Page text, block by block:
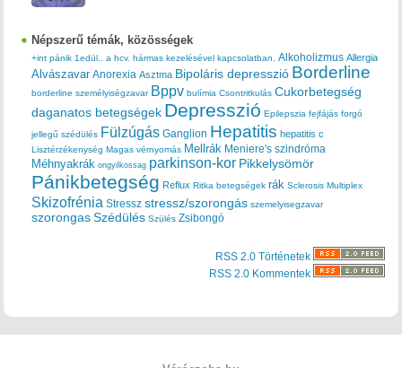
Népszerű témák, közösségek
+int pánik 1edül.. a hcv. hármas kezelésével kapcsolatban. Alkoholizmus Allergia
Alvászavar Anorexia Asztma Bipoláris depresszió Borderline
borderline személyiségzavar Bppv bulímia Csontritkulás Cukorbetegség
daganatos betegségek Depresszió Epilepszia fejfájás forgó
jellegű szédülés Fülzúgás Ganglion Hepatitis hepatitis c
Lisztérzékenység Magas vérnyomás Mellrák Meniere's szindróma
Méhnyakrák ongyilkossag parkinson-kor Pikkelysömör
Pánikbetegség Reflux Ritka betegségek rák Sclerosis Multiplex
Skizofrénia Stressz stressz/szorongás szemelyisegzavar
szorongas Szédülés Szülés Zsibongó
RSS 2.0 Történetek
RSS 2.0 Kommentek